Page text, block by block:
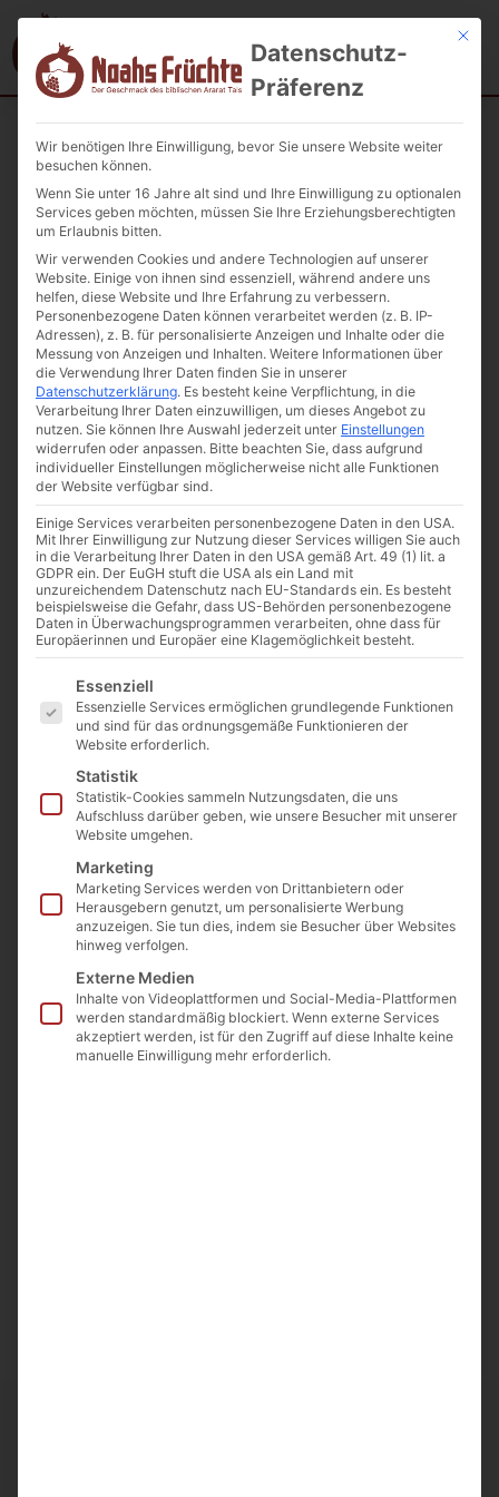
Startseite/Unkategorisiert/ Eingelegte Okra Ararat
Eingelegte Okra Ararat
4,99€ inkl. MwSt.
Enthält 7% MwSt. 7 % DE
12,48€ / 1000 g)
zzgl.Versand
Nicht vorrätig
Beschreibung
Allergene
Beschreibung
Mit
Datenschutz-
Präferenz
Wir benötigen Ihre Einwilligung, bevor Sie unsere Website weiter
besuchen können.
Wenn Sie unter 16 Jahre alt sind und Ihre Einwilligung zu optionalen
Services geben möchten, müssen Sie Ihre Erziehungsberechtigten
um Erlaubnis bitten.
Wir verwenden Cookies und andere Technologien auf unserer
Website. Einige von ihnen sind essenziell, während andere uns
helfen, diese Website und Ihre Erfahrung zu verbessern.
Personenbezogene Daten können verarbeitet werden (z. B. IP-
Adressen), z. B. für personalisierte Anzeigen und Inhalte oder die
Messung von Anzeigen und Inhalten. Weitere Informationen über
die Verwendung Ihrer Daten finden Sie in unserer
Datenschutzerklärung. Es besteht keine Verpflichtung, in die
Verarbeitung Ihrer Daten einzuwilligen, um dieses Angebot zu
nutzen. Sie können Ihre Auswahl jederzeit unter Einstellungen
widerrufen oder anpassen. Bitte beachten Sie, dass aufgrund
individueller Einstellungen möglicherweise nicht alle Funktionen
der Website verfügbar sind.
Einige Services verarbeiten personenbezogene Daten in den USA.
Mit Ihrer Einwilligung zur Nutzung dieser Services willigen Sie auch
in die Verarbeitung Ihrer Daten in den USA gemäß Art. 49 (1) lit. a
GDPR ein. Der EuGH stuft die USA als ein Land mit
unzureichendem Datenschutz nach EU-Standards ein. Es besteht
beispielsweise die Gefahr, dass US-Behörden personenbezogene
Daten in Überwachungsprogrammen verarbeiten, ohne dass für
Europäerinnen und Europäer eine Klagemöglichkeit besteht.
Es folgt eine Liste der Service-Gruppen, für die eine
Essenziell
Essenzielle Services ermöglichen grundlegende Funktionen
und sind für das ordnungsgemäße Funktionieren der
Website erforderlich.
Statistik
Statistik-Cookies sammeln Nutzungsdaten, die uns
Aufschluss darüber geben, wie unsere Besucher mit unserer
Website umgehen.
Marketing
Marketing Services werden von Drittanbietern oder
Herausgebern genutzt, um personalisierte Werbung
anzuzeigen. Sie tun dies, indem sie Besucher über Websites
hinweg verfolgen.
Externe Medien
Inhalte von Videoplattformen und Social-Media-Plattformen
werden standardmäßig blockiert. Wenn externe Services
akzeptiert werden, ist für den Zugriff auf diese Inhalte keine
manuelle Einwilligung mehr erforderlich.